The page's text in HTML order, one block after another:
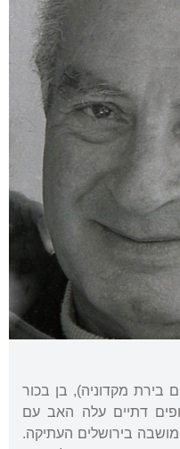
בירת מקדוניה), בן בכור
דתיים עלה האב עם
1913 וקבע את מושבה בירושלים העתיקה.